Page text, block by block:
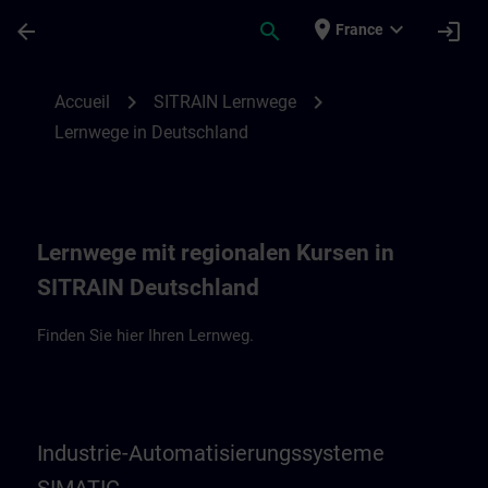
arrow_back search place France expand_more login
Accueil chevron_right SITRAIN Lernwege chevron_right
Lernwege in Deutschland
Lernwege mit regionalen Kursen in
SITRAIN Deutschland
Finden Sie hier Ihren Lernweg.
Industrie-Automatisierungssysteme